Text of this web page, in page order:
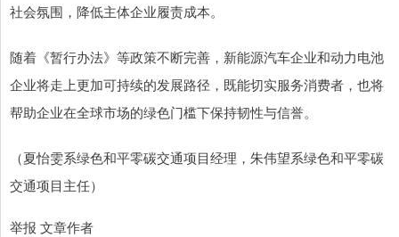
社会氛围，降低主体企业履责成本。
随着《暂行办法》等政策不断完善，新能源汽车企业和动力电池
企业将走上更加可持续的发展路径，既能切实服务消费者，也将
帮助企业在全球市场的绿色门槛下保持韧性与信誉。
（夏怡雯系绿色和平零碳交通项目经理，朱伟望系绿色和平零碳
交通项目主任）
举报 文章作者